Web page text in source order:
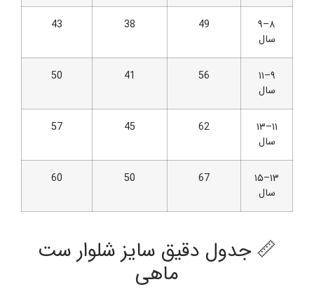
۸–۹
سال
49
38
43
۹–۱۱
سال
56
41
50
۱۱–۱۳
سال
62
45
57
۱۳–۱۵
سال
67
50
60
📏 جدول دقیق سایز شلوار ست
ماهی